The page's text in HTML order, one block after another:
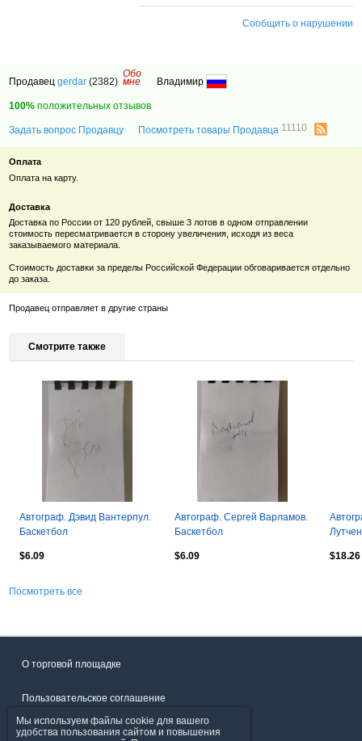
Сообщить о нарушении
Продавецgerdar (2382)
Обо
мне Владимир
100% положительных отзывов
Задать вопрос Продавцу Посмотреть товары Продавца 11110
Оплата
Оплата на карту.
Доставка
Доставка по России от 120 рублей, свыше 3 лотов в одном отправлении
стоимость пересматривается в сторону увеличения, исходя из веса
заказываемого материала.
Стоимость доставки за пределы Российской Федерации обговаривается отдельно
до заказа.
Продавец отправляет в другие страны
Смотрите также
Автограф. Дэвид Вантерпул.
Баскетбол
$6.09
Автограф. Сергей Варламов.
Баскетбол
$6.09 $18.26
Посмотреть все
О торговой площадке
Пользовательское соглашение
Политика конфиденциальности
Мы используем файлы cookie для вашего
удобства пользования сайтом и повышения